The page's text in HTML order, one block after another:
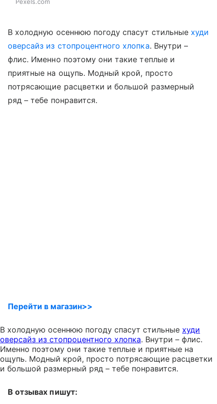
В холодную осеннюю погоду спасут стильные худи
оверсайз из стопроцентного хлопка. Внутри –
флис. Именно поэтому они такие теплые и
приятные на ощупь. Модный крой, просто
потрясающие расцветки и большой размерный
ряд – тебе понравится.
Перейти в магазин>>
В холодную осеннюю погоду спасут стильные худи
оверсайз из стопроцентного хлопка. Внутри – флис.
Именно поэтому они такие теплые и приятные на
ощупь. Модный крой, просто потрясающие расцветки
и большой размерный ряд – тебе понравится.
В отзывах пишут: